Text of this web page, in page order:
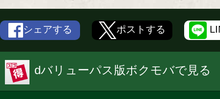
シェアする ポストする
dバリューパス版ボクモバで見る